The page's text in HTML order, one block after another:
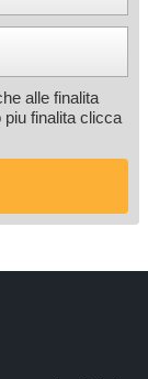
alle finalita
finalita clicca